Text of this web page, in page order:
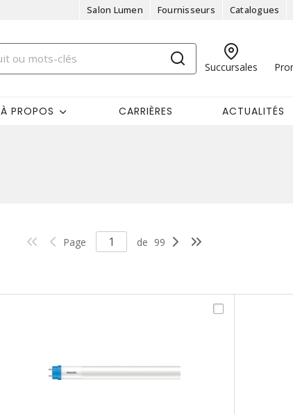
Salon Lumen Fournisseurs Catalogues
Succursales
À PROPOS CARRIÈRES ACTUALITÉS
Page de 99